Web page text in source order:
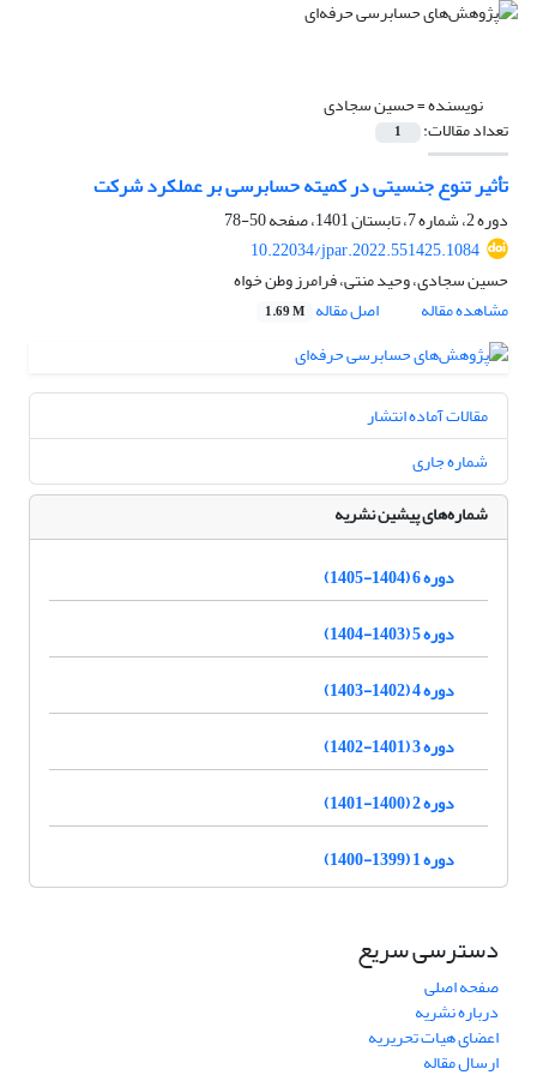
نویسنده =حسین سجادی
تعداد مقالات: 1
تأثیر تنوع جنسیتی در کمیته حسابرسی بر عملکرد شرکت
دوره 2، شماره 7، تابستان 1401، صفحه
50-78
10.22034/jpar.2022.551425.1084
حسین سجادی، وحید منتی، فرامرز وطن خواه
مشاهده مقاله
اصل مقاله 1.69 M
مقالات آماده انتشار
شماره جاری
شماره‌های پیشین نشریه
دوره 6 (1404-1405)
دوره 5 (1403-1404)
دوره 4 (1402-1403)
دوره 3 (1401-1402)
دوره 2 (1400-1401)
دوره 1 (1399-1400)
دسترسی سریع
صفحه اصلی
درباره نشریه
اعضای هیات تحریریه
ارسال مقاله